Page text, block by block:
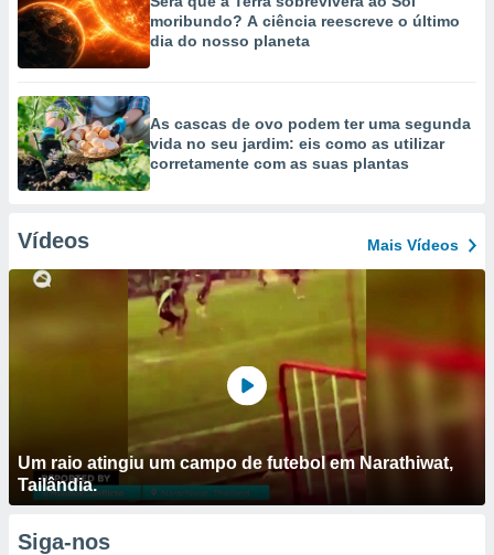
moribundo? A ciência reescreve o último
dia do nosso planeta
As cascas de ovo podem ter uma segunda
vida no seu jardim: eis como as utilizar
corretamente com as suas plantas
Vídeos Mais Vídeos
Um raio atingiu um campo de futebol em Narathiwat,
Tailândia.
Siga-nos